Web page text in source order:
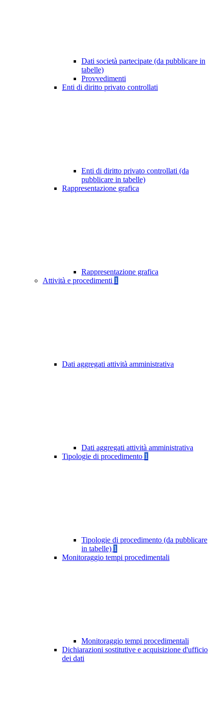
Dati società partecipate (da pubblicare in
tabelle)
Provvedimenti
Enti di diritto privato controllati
Enti di diritto privato controllati (da
pubblicare in tabelle)
Rappresentazione grafica
Rappresentazione grafica
Attività e procedimenti 1
Dati aggregati attività amministrativa
Dati aggregati attività amministrativa
Tipologie di procedimento 1
Tipologie di procedimento (da pubblicare
in tabelle) 1
Monitoraggio tempi procedimentali
Monitoraggio tempi procedimentali
Dichiarazioni sostitutive e acquisizione d'ufficio
dei dati